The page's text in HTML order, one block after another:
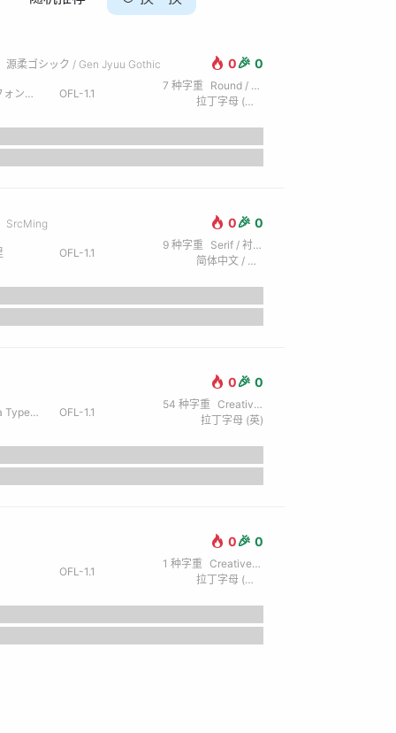
lazy dog.
源柔ゴシック / Gen Jyuu Gothic 0🎉 0
ト工房 OFL-1.1
7 种字重
Round / 圆体
拉丁字母 (英) / 西里尔字母 (俄) / 日文 / 繁体中文 / 希腊文
SrcMing 0🎉 0
OFL-1.1
9 种字重
Serif / 衬线
简体中文 / 拉丁字母 (英) / 西里尔字母 (俄) / 日文 / 繁体中文
0🎉 0
Co OFL-1.1
54 种字重
Creative / 创意
拉丁字母 (英)
0🎉 0
OFL-1.1
1 种字重
Creative / 创意
拉丁字母 (英) / 西里尔字母 (俄) / 希伯来文